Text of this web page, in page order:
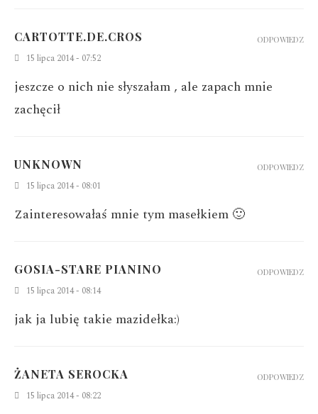
CARTOTTE.DE.CROS
15 lipca 2014 - 07:52
jeszcze o nich nie słyszałam , ale zapach mnie
zachęcił
ODPOWIEDZ
UNKNOWN
15 lipca 2014 - 08:01
Zainteresowałaś mnie tym masełkiem 🙂
ODPOWIEDZ
GOSIA-STARE PIANINO
15 lipca 2014 - 08:14
jak ja lubię takie mazidełka:)
ODPOWIEDZ
ŻANETA SEROCKA
15 lipca 2014 - 08:22
ODPOWIEDZ